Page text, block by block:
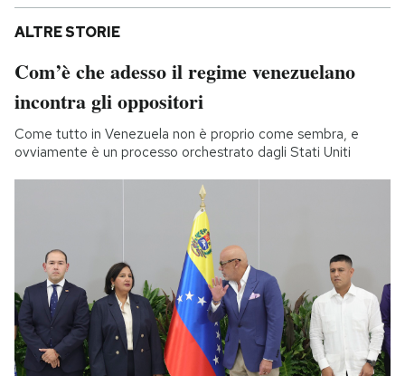
ALTRE STORIE
Com’è che adesso il regime venezuelano
incontra gli oppositori
Come tutto in Venezuela non è proprio come sembra, e
ovviamente è un processo orchestrato dagli Stati Uniti